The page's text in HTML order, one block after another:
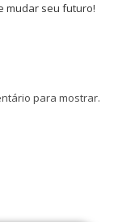
mudar seu futuro!
para mostrar.